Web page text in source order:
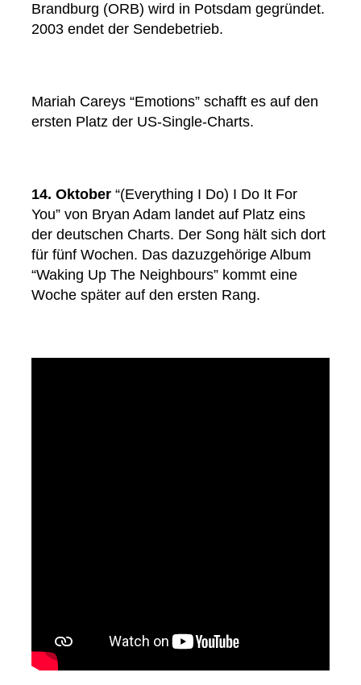
Brandburg (ORB) wird in Potsdam gegründet.
2003 endet der Sendebetrieb.
Mariah Careys “Emotions” schafft es auf den
ersten Platz der US-Single-Charts.
14. Oktober “(Everything I Do) I Do It For
You” von Bryan Adam landet auf Platz eins
der deutschen Charts. Der Song hält sich dort
für fünf Wochen. Das dazuzgehörige Album
“Waking Up The Neighbours” kommt eine
Woche später auf den ersten Rang.